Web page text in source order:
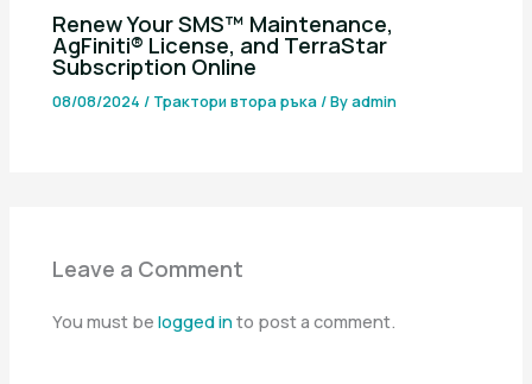
Renew Your SMS™ Maintenance,
AgFiniti® License, and TerraStar
Subscription Online
08/08/2024/ Трактори втора ръка/ Byadmin
Leave a Comment
You must belogged into post a comment.